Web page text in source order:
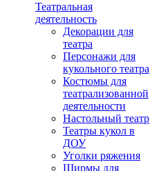
Театральная
деятельность
Декорации для
театра
Персонажи для
кукольного театра
Костюмы для
театрализованной
деятельности
Настольный театр
Театры кукол в
ДОУ
Уголки ряжения
Ширмы для